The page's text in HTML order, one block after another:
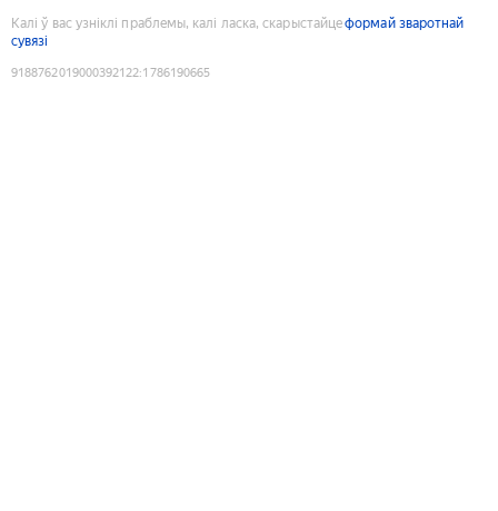
Калі ў вас узніклі праблемы, калі ласка, скарыстайцеформай зваротнай
сувязі
9188762019000392122:1786190665